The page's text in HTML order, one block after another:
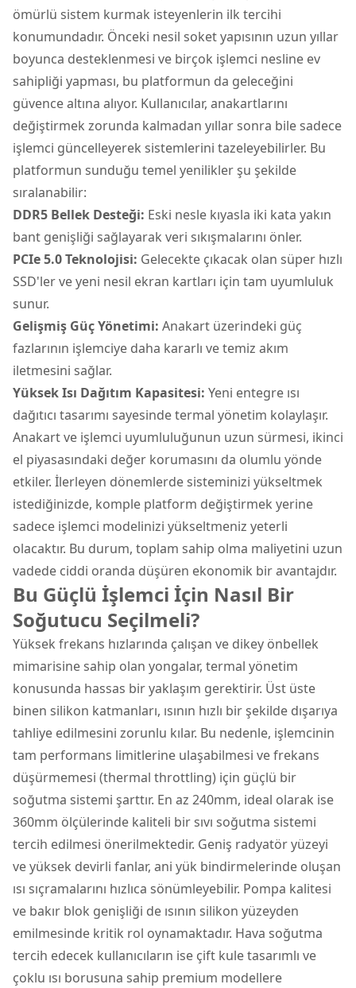
ömürlü sistem kurmak isteyenlerin ilk tercihi
konumundadır. Önceki nesil soket yapısının uzun yıllar
boyunca desteklenmesi ve birçok işlemci nesline ev
sahipliği yapması, bu platformun da geleceğini
güvence altına alıyor. Kullanıcılar, anakartlarını
değiştirmek zorunda kalmadan yıllar sonra bile sadece
işlemci güncelleyerek sistemlerini tazeleyebilirler. Bu
platformun sunduğu temel yenilikler şu şekilde
sıralanabilir:
DDR5 Bellek Desteği: Eski nesle kıyasla iki kata yakın
bant genişliği sağlayarak veri sıkışmalarını önler.
PCIe 5.0 Teknolojisi: Gelecekte çıkacak olan süper hızlı
SSD'ler ve yeni nesil ekran kartları için tam uyumluluk
sunur.
Gelişmiş Güç Yönetimi: Anakart üzerindeki güç
fazlarının işlemciye daha kararlı ve temiz akım
iletmesini sağlar.
Yüksek Isı Dağıtım Kapasitesi: Yeni entegre ısı
dağıtıcı tasarımı sayesinde termal yönetim kolaylaşır.
Anakart ve işlemci uyumluluğunun uzun sürmesi, ikinci
el piyasasındaki değer korumasını da olumlu yönde
etkiler. İlerleyen dönemlerde sisteminizi yükseltmek
istediğinizde, komple platform değiştirmek yerine
sadece işlemci modelinizi yükseltmeniz yeterli
olacaktır. Bu durum, toplam sahip olma maliyetini uzun
vadede ciddi oranda düşüren ekonomik bir avantajdır.
Bu Güçlü İşlemci İçin Nasıl Bir
Soğutucu Seçilmeli?
Yüksek frekans hızlarında çalışan ve dikey önbellek
mimarisine sahip olan yongalar, termal yönetim
konusunda hassas bir yaklaşım gerektirir. Üst üste
binen silikon katmanları, ısının hızlı bir şekilde dışarıya
tahliye edilmesini zorunlu kılar. Bu nedenle, işlemcinin
tam performans limitlerine ulaşabilmesi ve frekans
düşürmemesi (thermal throttling) için güçlü bir
soğutma sistemi şarttır. En az 240mm, ideal olarak ise
360mm ölçülerinde kaliteli bir sıvı soğutma sistemi
tercih edilmesi önerilmektedir. Geniş radyatör yüzeyi
ve yüksek devirli fanlar, ani yük bindirmelerinde oluşan
ısı sıçramalarını hızlıca sönümleyebilir. Pompa kalitesi
ve bakır blok genişliği de ısının silikon yüzeyden
emilmesinde kritik rol oynamaktadır. Hava soğutma
tercih edecek kullanıcıların ise çift kule tasarımlı ve
çoklu ısı borusuna sahip premium modellere